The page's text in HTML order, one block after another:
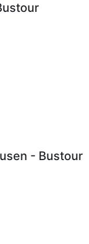
- Bustour